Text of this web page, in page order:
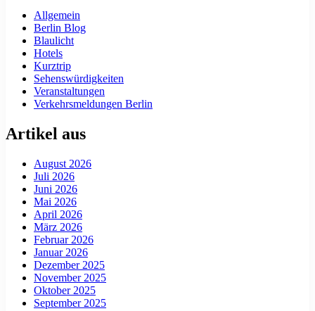
Allgemein
Berlin Blog
Blaulicht
Hotels
Kurztrip
Sehenswürdigkeiten
Veranstaltungen
Verkehrsmeldungen Berlin
Artikel aus
August 2026
Juli 2026
Juni 2026
Mai 2026
April 2026
März 2026
Februar 2026
Januar 2026
Dezember 2025
November 2025
Oktober 2025
September 2025